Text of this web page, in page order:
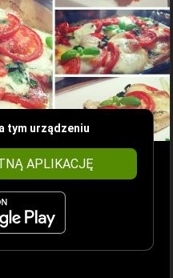
tym urządzeniu
APLIKACJĘ